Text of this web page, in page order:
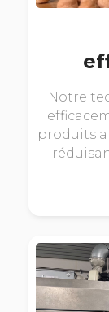
Notre
produits